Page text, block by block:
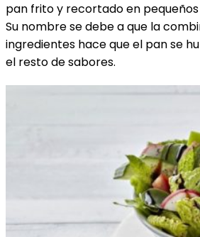
pan frito y recortado en
Su nombre se debe a que la
ingredientes hace que el pan se
el resto de sabores.